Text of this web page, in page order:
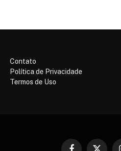
Contato
Política de Privacidade
Termos de Uso